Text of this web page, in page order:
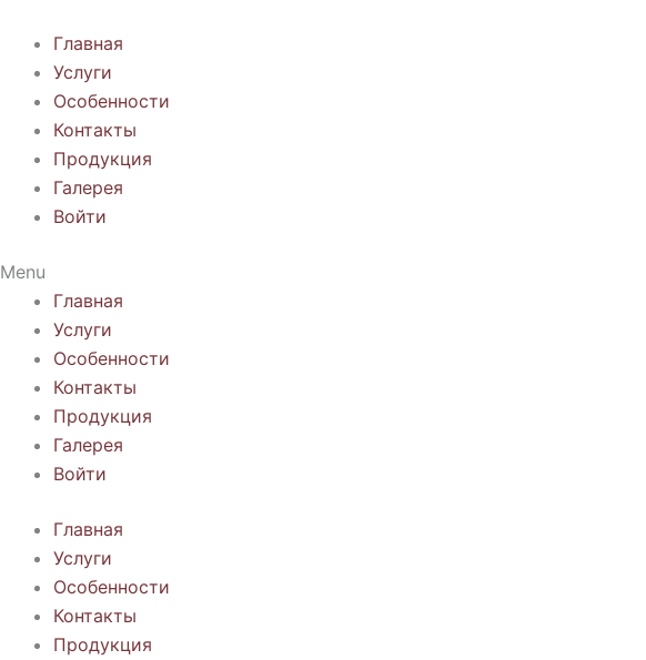
содержимому
Главная
Услуги
Особенности
Контакты
Продукция
Галерея
Войти
Menu
Главная
Услуги
Особенности
Контакты
Продукция
Галерея
Войти
Главная
Услуги
Особенности
Контакты
Продукция